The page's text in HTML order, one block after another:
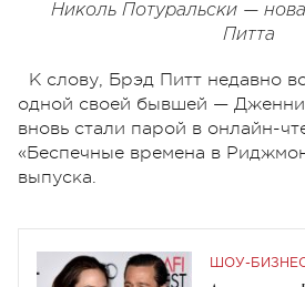
Николь Потуральски —
Питта
К слову, Брэд Питт недавно
одной своей бывшей —
вновь стали парой в онлайн-
«Беспечные времена в
выпуска.
ШОУ-